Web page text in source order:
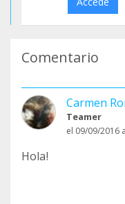
Comentario
Carmen
Teamer
el 09/09/2016
Hola!